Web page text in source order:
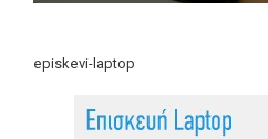
episkevi-laptop